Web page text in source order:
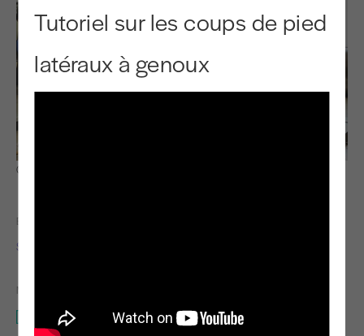
Tutoriel sur les coups de pied
latéraux à genoux
Observer et apprendre
ENSEIGNANT
Sandy Shimoda
MATÉRIEL NÉCESSAIRE